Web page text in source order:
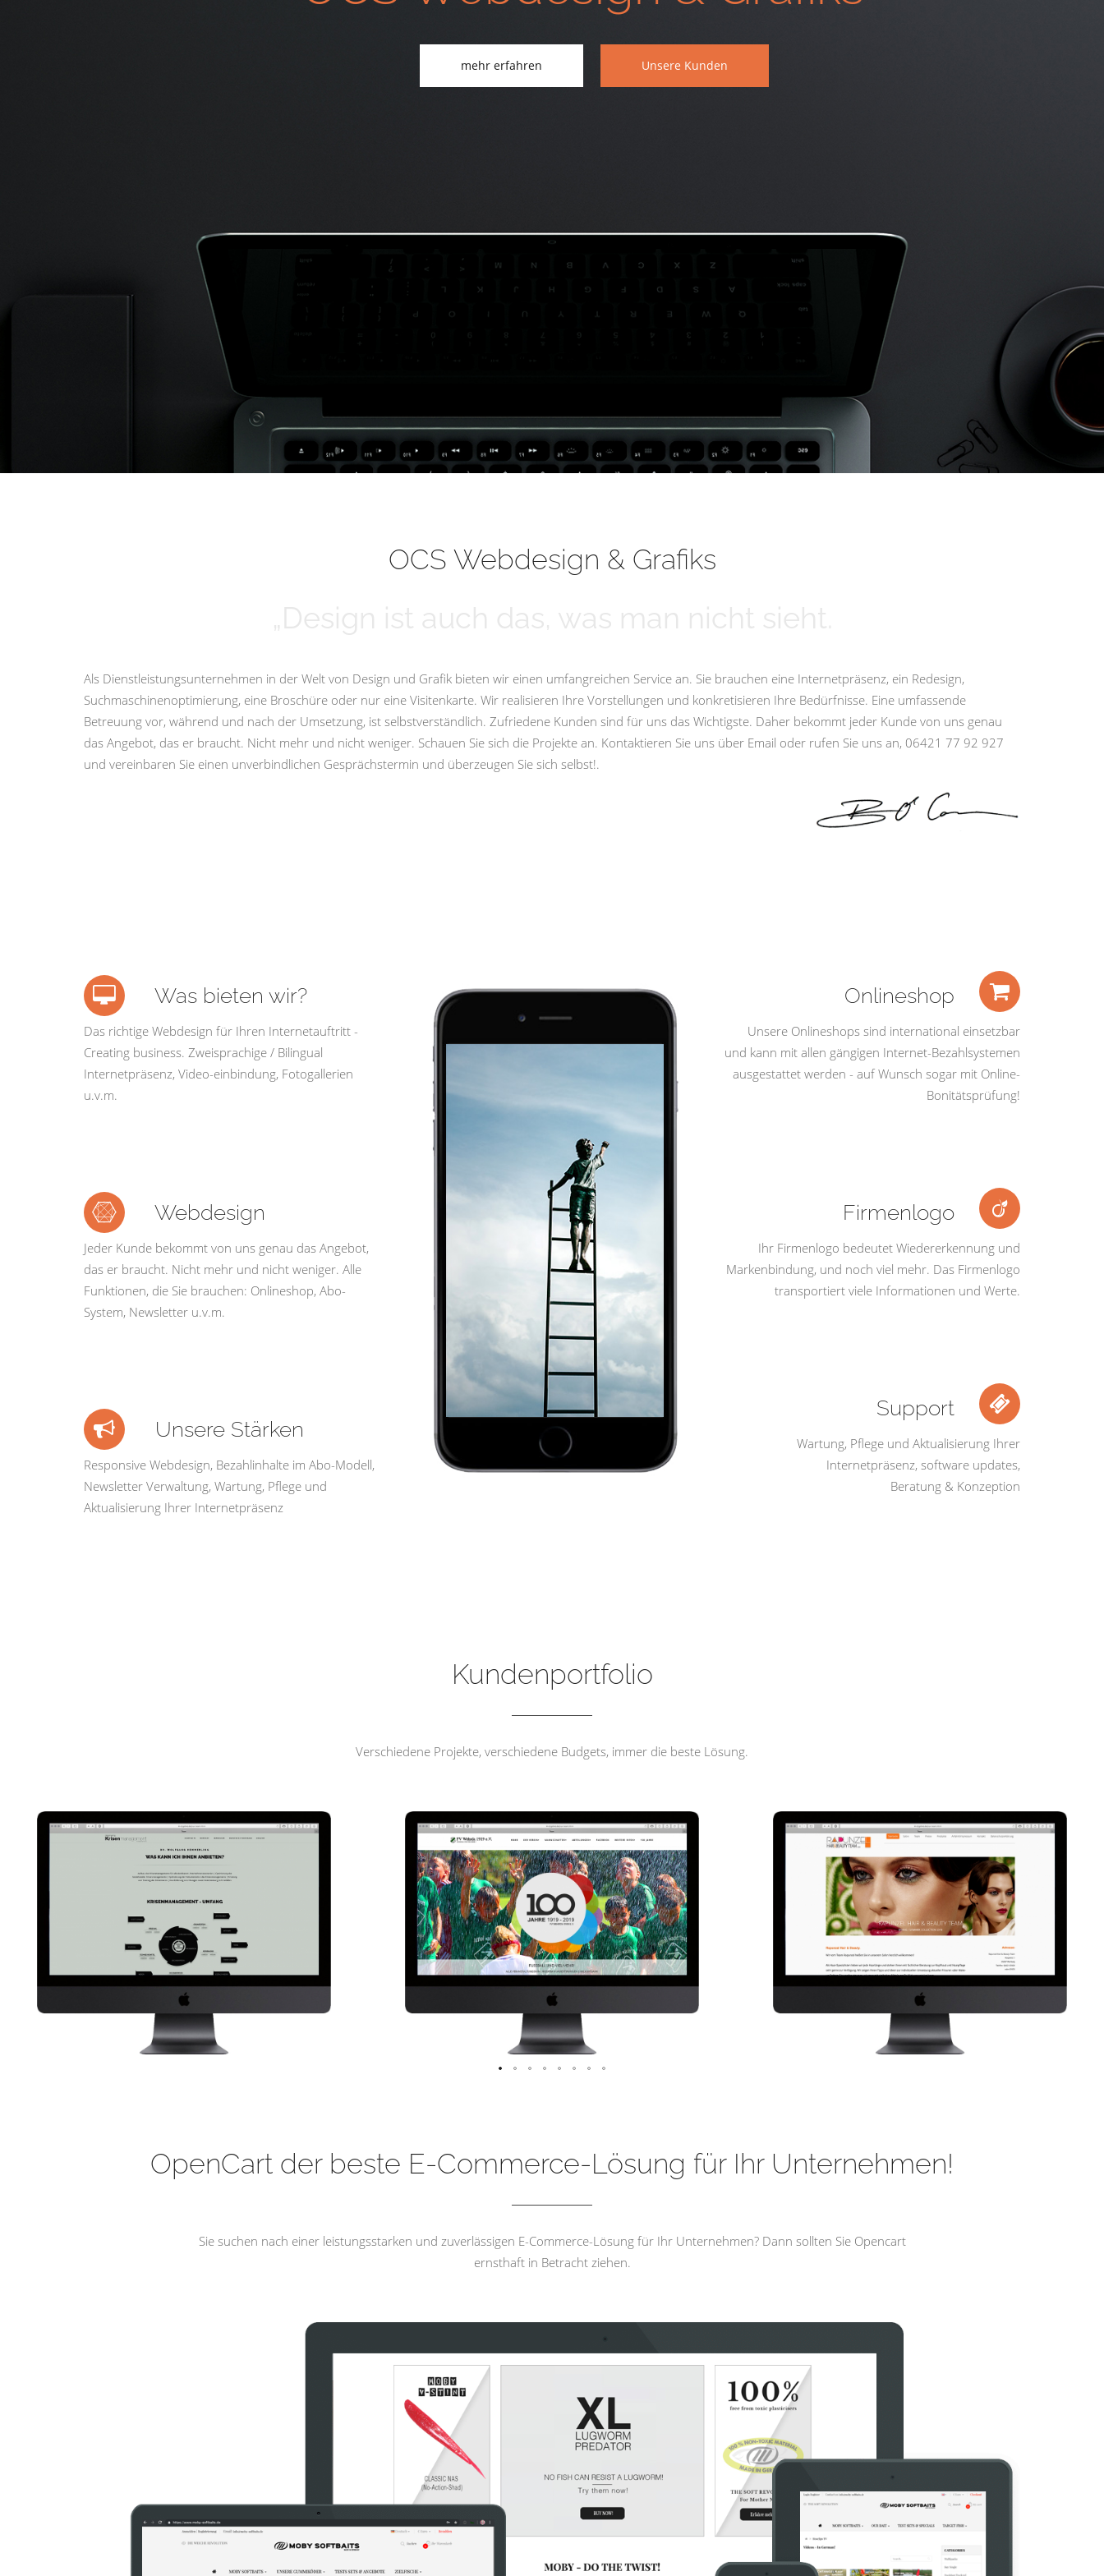
mehr erfahren Unsere Kunden
OCS Webdesign & Grafiks
Als Dienstleistungsunternehmen in der Welt von Design und Grafik bieten wir einen umfangreichen Service an. Sie brauchen eine Internetpräsenz, ein Redesign,
Suchmaschinenoptimierung, eine Broschüre oder nur eine Visitenkarte. Wir realisieren Ihre Vorstellungen und konkretisieren Ihre Bedürfnisse. Eine umfassende
Betreuung vor, während und nach der Umsetzung, ist selbstverständlich. Zufriedene Kunden sind für uns das Wichtigste. Daher bekommt jeder Kunde von uns genau
das Angebot, das er braucht. Nicht mehr und nicht weniger. Schauen Sie sich die Projekte an. Kontaktieren Sie uns über Email oder rufen Sie uns an, 06421 77 92 927
und vereinbaren Sie einen unverbindlichen Gesprächstermin und überzeugen Sie sich selbst!.
Was bieten wir?
Das richtige Webdesign für Ihren Internetauftritt -
Creating business. Zweisprachige / Bilingual
Internetpräsenz, Video-einbindung, Fotogallerien
u.v.m.
Webdesign
Jeder Kunde bekommt von uns genau das Angebot,
das er braucht. Nicht mehr und nicht weniger. Alle
Funktionen, die Sie brauchen: Onlineshop, Abo-
System, Newsletter u.v.m.
Unsere Stärken
Responsive Webdesign, Bezahlinhalte im Abo-Modell,
Newsletter Verwaltung, Wartung, Pflege und
Aktualisierung Ihrer Internetpräsenz
Onlineshop
Unsere Onlineshops sind international einsetzbar
und kann mit allen gängigen Internet-Bezahlsystemen
ausgestattet werden - auf Wunsch sogar mit Online-
Bonitätsprüfung!
Firmenlogo
Ihr Firmenlogo bedeutet Wiedererkennung und
Markenbindung, und noch viel mehr. Das Firmenlogo
transportiert viele Informationen und Werte.
Support
Wartung, Pflege und Aktualisierung Ihrer
Internetpräsenz, software updates,
Beratung & Konzeption
Kundenportfolio
Verschiedene Projekte, verschiedene Budgets, immer die beste Lösung.
OpenCart der beste E-Commerce-Lösung für Ihr Unternehmen!
Sie suchen nach einer leistungsstarken und zuverlässigen E-Commerce-Lösung für Ihr Unternehmen? Dann sollten Sie Opencart
ernsthaft in Betracht ziehen.